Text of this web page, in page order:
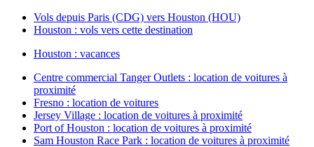
Vols depuis Paris (CDG) vers Houston (HOU)
Houston : vols vers cette destination
Houston : vacances
Centre commercial Tanger Outlets : location de voitures à
proximité
Fresno : location de voitures
Jersey Village : location de voitures à proximité
Port of Houston : location de voitures à proximité
Sam Houston Race Park : location de voitures à proximité